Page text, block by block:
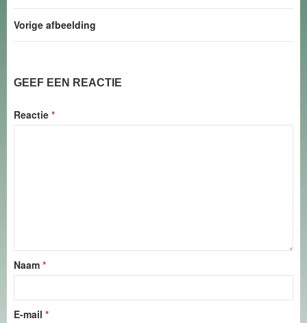
Vorige afbeelding
GEEF EEN REACTIE
Reactie *
Naam *
E-mail *